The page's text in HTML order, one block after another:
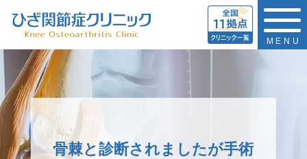
MENU
骨棘と診断されましたが手術